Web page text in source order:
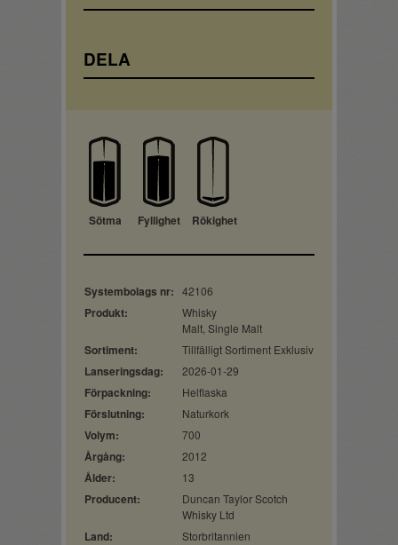
DELA
Sötma Fyllighet Rökighet
Systembolags nr: 42106
Produkt:
Whisky
Malt, Single Malt
Sortiment: Tillfälligt Sortiment Exklusiv
Lanseringsdag: 2026-01-29
Förpackning: Helflaska
Förslutning: Naturkork
Volym: 700
Årgång: 2012
Ålder: 13
Producent:
Duncan Taylor Scotch
Whisky Ltd
Land: Storbritannien